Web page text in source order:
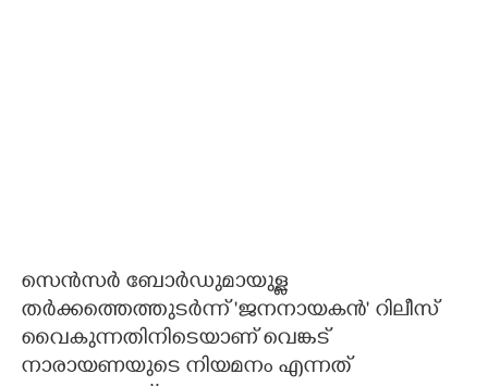
സെന്‍സര്‍ ബോര്‍ഡുമായുള്ള
തര്‍ക്കത്തെത്തുടര്‍ന്ന് 'ജനനായകന്‍' റിലീസ്
വൈകുന്നതിനിടെയാണ് വെങ്കട്
നാരായണയുടെ നിയമനം എന്നത്